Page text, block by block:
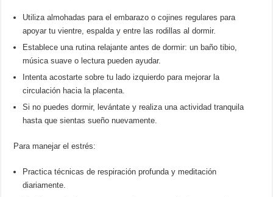
Utiliza almohadas para el embarazo o cojines regulares para
apoyar tu vientre, espalda y entre las rodillas al dormir.
Establece una rutina relajante antes de dormir: un baño tibio,
música suave o lectura pueden ayudar.
Intenta acostarte sobre tu lado izquierdo para mejorar la
circulación hacia la placenta.
Si no puedes dormir, levántate y realiza una actividad tranquila
hasta que sientas sueño nuevamente.
Para manejar el estrés:
Practica técnicas de respiración profunda y meditación
diariamente.